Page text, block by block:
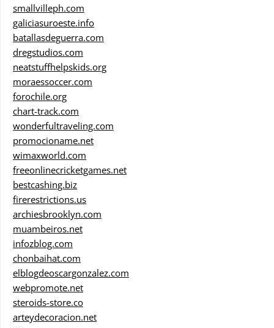
smallvilleph.com
galiciasuroeste.info
batallasdeguerra.com
dregstudios.com
neatstuffhelpskids.org
moraessoccer.com
forochile.org
chart-track.com
wonderfultraveling.com
promocioname.net
wimaxworld.com
freeonlinecricketgames.net
bestcashing.biz
firerestrictions.us
archiesbrooklyn.com
muambeiros.net
infozblog.com
chonbaihat.com
elblogdeoscargonzalez.com
webpromote.net
steroids-store.co
arteydecoracion.net